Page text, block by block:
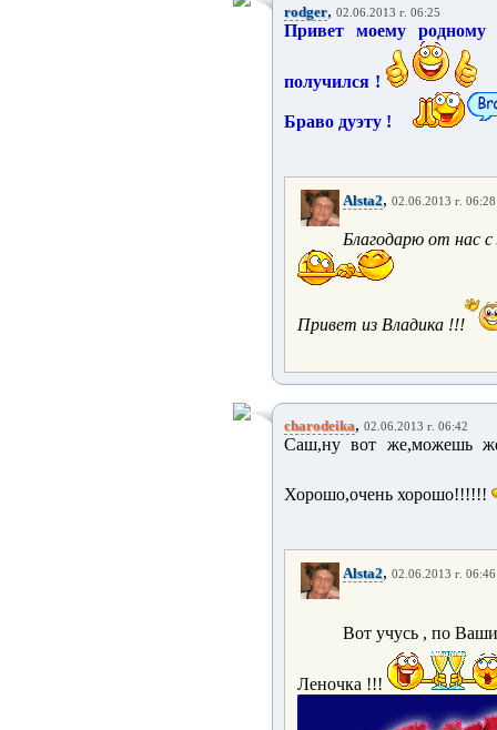
rodger, 02.06.2013 г. 06:25
Привет моему родному
получился !
Браво дуэту !
Alsta2, 02.06.2013 г. 06:28
Благодарю от нас
Привет из Владика !!!
charodeika, 02.06.2013 г. 06:42
Саш,ну вот же,можешь
Хорошо,очень хорошо!!!!!!
Alsta2, 02.06.2013 г. 06:46
Вот учусь , по
Леночка !!!